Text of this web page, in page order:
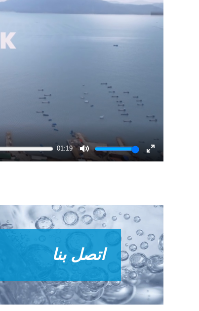
01:19
Mute
Enter
اتصل بنا